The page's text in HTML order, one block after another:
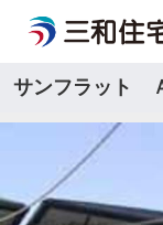
サンフラット